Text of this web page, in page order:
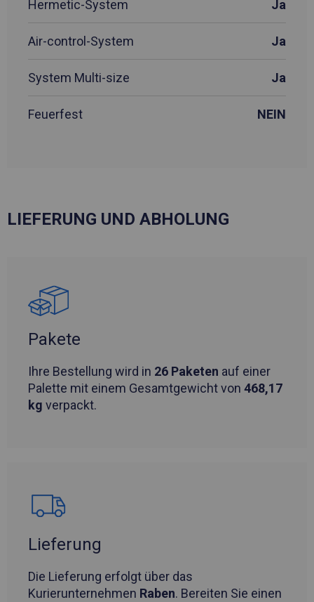
Hermetic-System Ja
Air-control-System Ja
System Multi-size Ja
Feuerfest NEIN
LIEFERUNG UND ABHOLUNG
Pakete
Ihre Bestellung wird in 26 Paketen auf einer
Palette mit einem Gesamtgewicht von 468,17
kg verpackt.
Lieferung
Die Lieferung erfolgt über das
Kurierunternehmen Raben. Bereiten Sie einen